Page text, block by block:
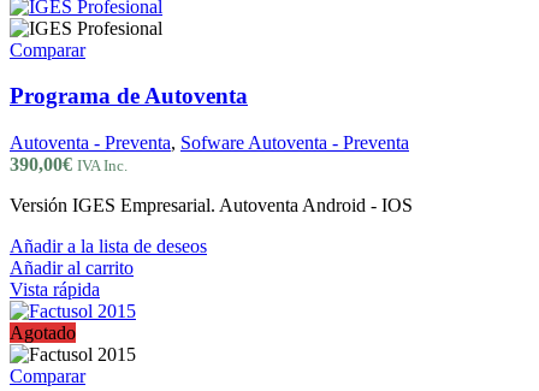
Comparar
Programa de Autoventa
Autoventa - Preventa, Sofware Autoventa - Preventa
390,00€ IVA Inc.
Versión IGES Empresarial. Autoventa Android - IOS
Añadir a la lista de deseos
Añadir al carrito
Vista rápida
Agotado
Comparar